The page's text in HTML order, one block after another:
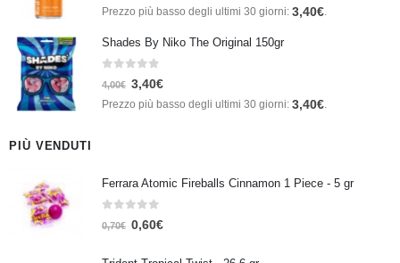
Prezzo più basso degli ultimi 30 giorni: 3,40€.
Shades By Niko The Original 150gr
Su 5
4,00€ 3,40€
Prezzo più basso degli ultimi 30 giorni: 3,40€
PIÙ VENDUTI
Ferrara Atomic Fireballs Cinnamon 1 Piece - 5 gr
Su 5
0,70€ 0,60€